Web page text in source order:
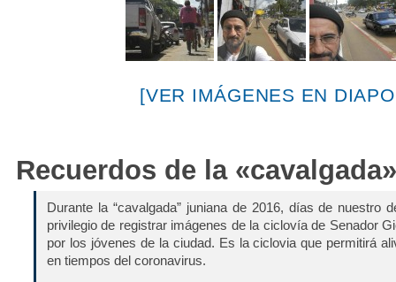
[VER IMÁGENES EN
Recuerdos de la
Durante la “cavalgada” juniana de 2016, días de nuestro
privilegio de registrar imágenes de la ciclovía de Senador
por los jóvenes de la ciudad. Es la ciclovia que permitirá
en tiempos del coronavirus.